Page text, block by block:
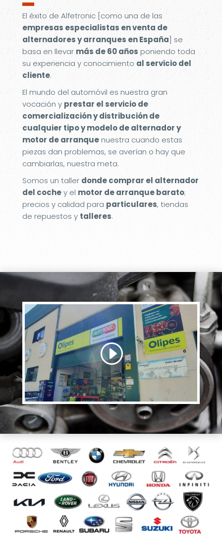
El éxito de Alfetronic [como una de las
empresas especialistas en venta de
alternadores y arranques en España] se
basa en llevar más de 60 añosponiendo toda
su experiencia y conocimiento al servicio del
cliente.
El mundo del automóvil es nuestra gran
vocación y prestar el servicio de
comercialización y distribución de
cualquier tipo y modelo de alternador y
motor de arranquenuestra cuando estas
piezas dan problemas, se averían o hay que
cambiarlas, nuestra meta.
Somos un taller donde comprar el alternador
del cochey elmotor de arranque barato;
precios y calidad para particulares, tiendas
de repuestos y talleres.